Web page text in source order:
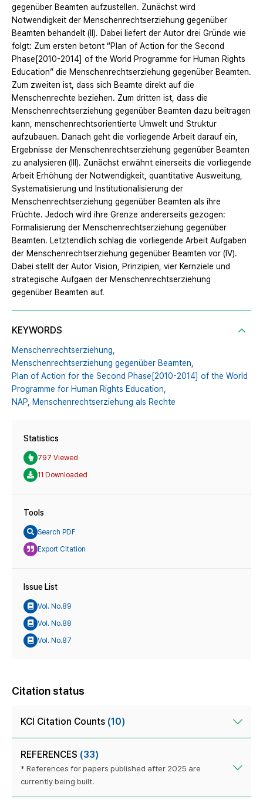
gegenüber Beamten aufzustellen. Zunächst wird
Notwendigkeit der Menschenrechtserziehung gegenüber
Beamten behandelt (II). Dabei liefert der Autor drei Gründe wie
folgt: Zum ersten betont “Plan of Action for the Second
Phase[2010-2014] of the World Programme for Human Rights
Education” die Menschenrechtserziehung gegenüber Beamten.
Zum zweiten ist, dass sich Beamte direkt auf die
Menschenrechte beziehen. Zum dritten ist, dass die
Menschenrechtserziehung gegenüber Beamten dazu beitragen
kann, menschenrechtsorientierte Umwelt und Struktur
aufzubauen. Danach geht die vorliegende Arbeit darauf ein,
Ergebnisse der Menschenrechtserziehung gegenüber Beamten
zu analysieren (III). Zunächst erwähnt einerseits die vorliegende
Arbeit Erhöhung der Notwendigkeit, quantitative Ausweitung,
Systematisierung und Institutionalisierung der
Menschenrechtserziehung gegenüber Beamten als ihre
Früchte. Jedoch wird ihre Grenze andererseits gezogen:
Formalisierung der Menschenrechtserziehung gegenüber
Beamten. Letztendlich schlag die vorliegende Arbeit Aufgaben
der Menschenrechtserziehung gegenüber Beamten vor (IV).
Dabei stellt der Autor Vision, Prinzipien, vier Kernziele und
strategische Aufgaen der Menschenrechtserziehung
gegenüber Beamten auf.
KEYWORDS
Menschenrechtserziehung,
Menschenrechtserziehung gegenüber Beamten,
Plan of Action for the Second Phase[2010-2014] of the World
Programme for Human Rights Education,
NAP, Menschenrechtserziehung als Rechte
Statistics
797 Viewed
11 Downloaded
Tools
Search PDF
Export Citation
Issue List
Vol. No.89
Vol. No.88
Vol. No.87
Citation status
KCI Citation Counts (10)
REFERENCES (33)
* References for papers published after 2025 are
currently being built.